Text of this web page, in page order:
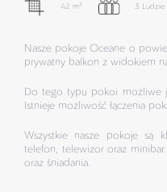
42 m² 3 Ludzie
Nasze pokoje Oceane o
prywatny balkon z widokiem
Do tego typu pokoi możliwe
Istnieje możliwość łączenia
Wszystkie nasze pokoje są
telefon, telewizor oraz
oraz śniadania.